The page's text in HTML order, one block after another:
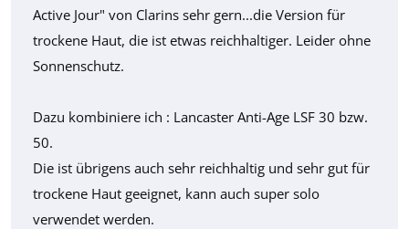
Active Jour" von Clarins sehr gern...die Version für
trockene Haut, die ist etwas reichhaltiger. Leider ohne
Sonnenschutz.
Dazu kombiniere ich : Lancaster Anti-Age LSF 30 bzw.
50.
Die ist übrigens auch sehr reichhaltig und sehr gut für
trockene Haut geeignet, kann auch super solo
verwendet werden.